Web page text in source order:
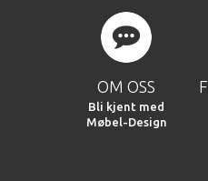
OM OSS
Bli kjent med
Møbel-Design